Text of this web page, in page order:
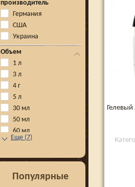
производитель
Германия
США
Украина
Объем
1 л
3 л
4 г
5 л
30 мл
50 мл
60 мл
Еще (7)
Популярные